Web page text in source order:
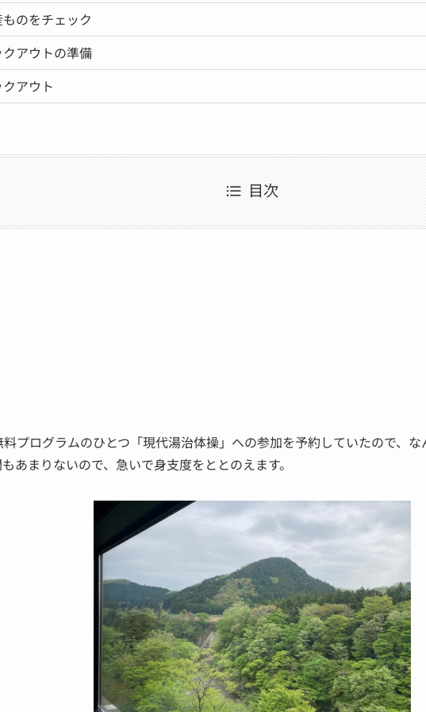
のをチェック
アウトの準備
アウト
目次
プログラムのひとつ「現代湯治体操」への参加を予約していたので、
あまりないので、急いで身支度をととのえます。